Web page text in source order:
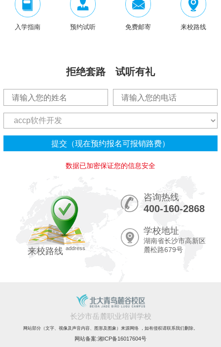
入学指南 预约试听 免费邮寄 来校路线
拒绝套路 试听有礼
数据已加密保证您的信息安全
来校路线 address
咨询热线
400-160-2868
学校地址
湖南省长沙市高新区
麓松路679号
长沙市岳麓职业培训学校
网站部分（文字、视像及声音内容、图形及图象）来源网络 ，如有侵权请联系我们删除。
网站备案:湘ICP备16017604号